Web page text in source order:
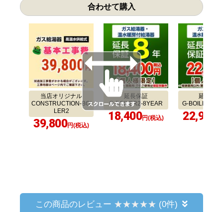
合わせて購入
当店オリジナル
CONSTRUCTION-BOI
LER2
39,800円(税込)
延長保証
G-BOILER2-8YEAR
18,400円(税込)
延長保証
G-BOILER2-
22,900
この商品のレビュー (0件)